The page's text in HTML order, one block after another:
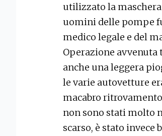
utilizzato la
uomini delle pompe
medico legale e del
Operazione avvenuta
anche una leggera
le varie autovetture
macabro
non sono stati molto
scarso, è stato invece